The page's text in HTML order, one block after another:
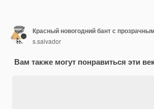
Красный новогодний бант с
s.salvador
Вам также могут понравиться эти